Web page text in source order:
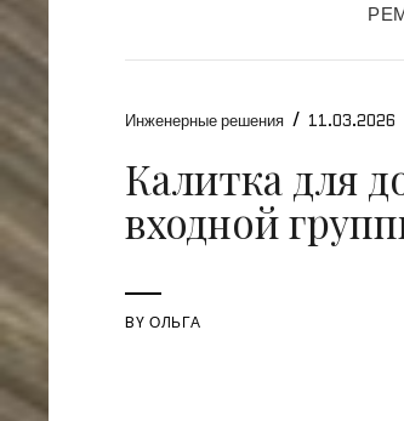
Инженерные решения / 11.03.2026
Калитка для
входной
BYОЛЬГА